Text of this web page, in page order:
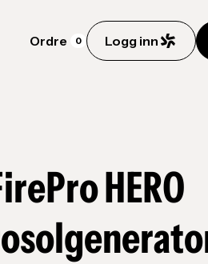
Ordre 0 Logg inn
HERO